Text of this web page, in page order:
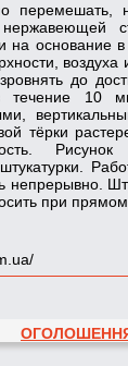
на основание
до
10
тёрки
непрерывно.
при